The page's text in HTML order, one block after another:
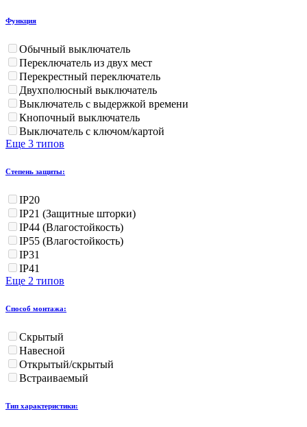
Функция
Обычный выключатель
Переключатель из двух мест
Перекрестный переключатель
Двухполюсный выключатель
Выключатель с выдержкой времени
Кнопочный выключатель
Выключатель с ключом/картой
Еще 3 типов
Степень защиты:
IP20
IP21 (Защитные шторки)
IP44 (Влагостойкость)
IP55 (Влагостойкость)
IP31
IP41
Еще 2 типов
Способ монтажа:
Скрытый
Навесной
Открытый/скрытый
Встраиваемый
Тип характеристики: